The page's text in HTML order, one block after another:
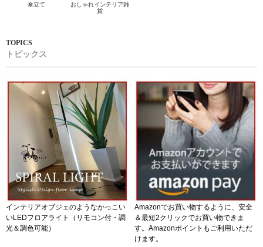
傘立て
おしゃれインテリア雑
貨
トピックス
インテリアオブジェのようなかっこい
いLEDフロアライト（リモコン付・調
光＆調色可能）
Amazonでお買い物するように、安全
＆最短2クリックでお買い物できま
す。Amazonポイントもご利用いただ
けます。